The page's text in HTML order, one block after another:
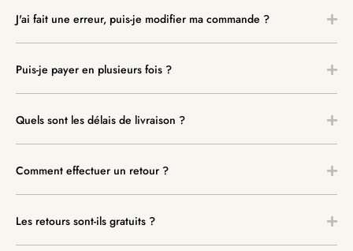
J'ai fait une erreur, puis-je modifier ma commande ?
Puis-je payer en plusieurs fois ?
Quels sont les délais de livraison ?
Comment effectuer un retour ?
Les retours sont-ils gratuits ?